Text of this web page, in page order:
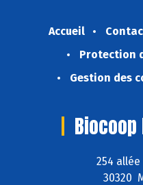
Accueil
Protection
Gestion des
254
30320